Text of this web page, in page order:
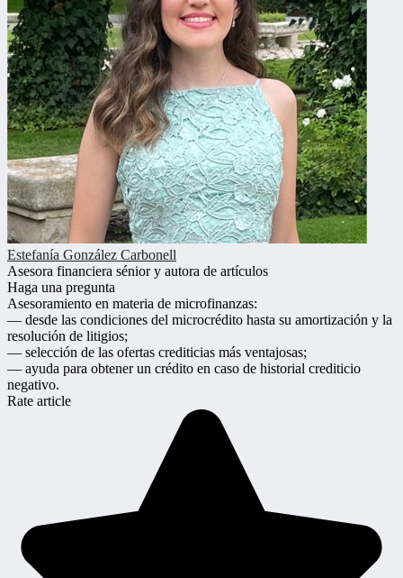
Estefanía González Carbonell
Asesora financiera sénior y autora de artículos
Haga una pregunta
Asesoramiento en materia de microfinanzas:
— desde las condiciones del microcrédito hasta su amortización y la
resolución de litigios;
— selección de las ofertas crediticias más ventajosas;
— ayuda para obtener un crédito en caso de historial crediticio
negativo.
Rate article